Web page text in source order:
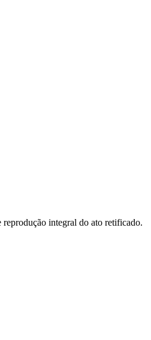
reprodução integral do ato retificado.